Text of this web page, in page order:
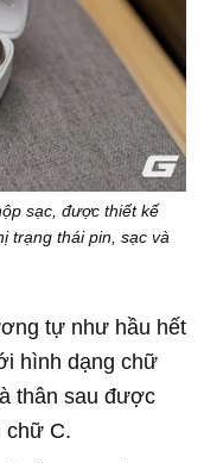
sạc, được thiết kế
trạng thái pin, sạc và
tự như hầu hết
hình dạng chữ
thân sau được
chữ C.